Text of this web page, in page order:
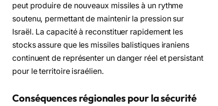
peut produire de nouveaux missiles à un rythme
soutenu, permettant de maintenir la pression sur
Israël. La capacité à reconstituer rapidement les
stocks assure que les missiles balistiques iraniens
continuent de représenter un danger réel et persistant
pour le territoire israélien.
Conséquences régionales pour la sécurité